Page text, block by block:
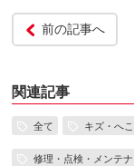
前の記事へ
関連記事
全て キズ・へ
修理・点検・メンテナ